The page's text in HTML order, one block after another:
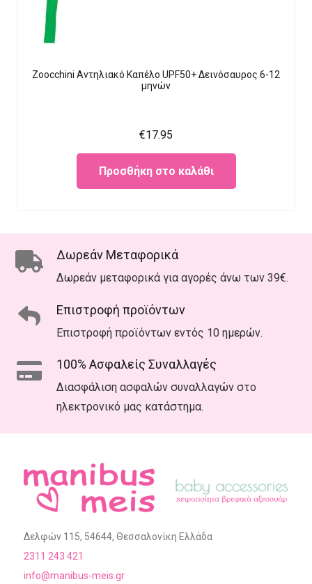
Zoocchini Αντηλιακό Καπέλο UPF50+ Δεινόσαυρος 6-12
μηνών
€17.95
Προσθήκη στο καλάθι
Δωρεάν Μεταφορικά
Δωρεάν μεταφορικά για αγορές άνω των 39€.
Επιστροφή προϊόντων
Επιστροφή προϊόντων εντός 10 ημερών.
100% Ασφαλείς Συναλλαγές
Διασφάλιση ασφαλών συναλλαγών στο
ηλεκτρονικό μας κατάστημα.
Δελφών 115, 54644, Θεσσαλονίκη Ελλάδα
2311 243 421
info@manibus-meis.gr